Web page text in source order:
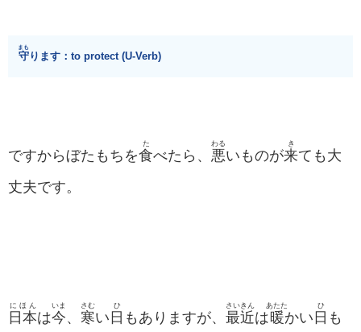
守
まも
ります：to protect (U-Verb)
ですからぼたもちを食
た
べたら、 悪
わる
いものが来
き
ても大
丈夫です。
日本
にほん
は今
いま
、 寒
さむ
い 日
ひ
もありますが、 最近
さいきん
は暖
あたた
かい 日
ひ
も